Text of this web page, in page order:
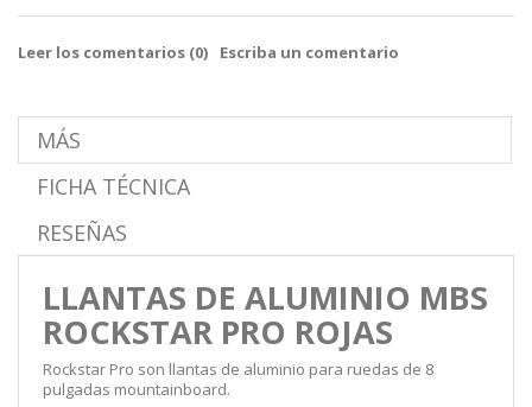
Leer los comentarios (0) Escriba un comentario
MÁS
FICHA TÉCNICA
RESEÑAS
LLANTAS DE ALUMINIO MBS
ROCKSTAR PRO ROJAS
Rockstar Pro son llantas de aluminio para ruedas de 8
pulgadas mountainboard.